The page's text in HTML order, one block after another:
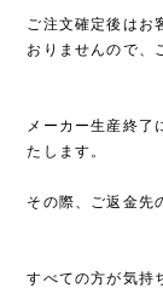
ご注文確定後はお
おりませんので、
メーカー生産終了
たします。
その際、ご返金先
すべての方が気持